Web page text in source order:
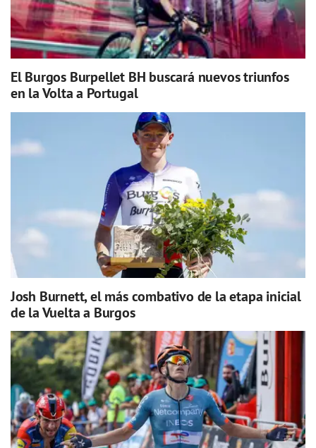
El Burgos Burpellet BH buscará nuevos triunfos
en la Volta a Portugal
Josh Burnett, el más combativo de la etapa inicial
de la Vuelta a Burgos